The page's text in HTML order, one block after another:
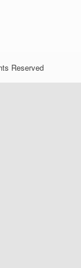
Reserved